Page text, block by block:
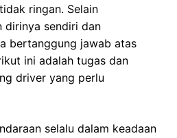
ringan. Selain
dirinya sendiri dan
bertanggung jawab atas
ini adalah tugas dan
driver yang perlu
selalu dalam keadaan